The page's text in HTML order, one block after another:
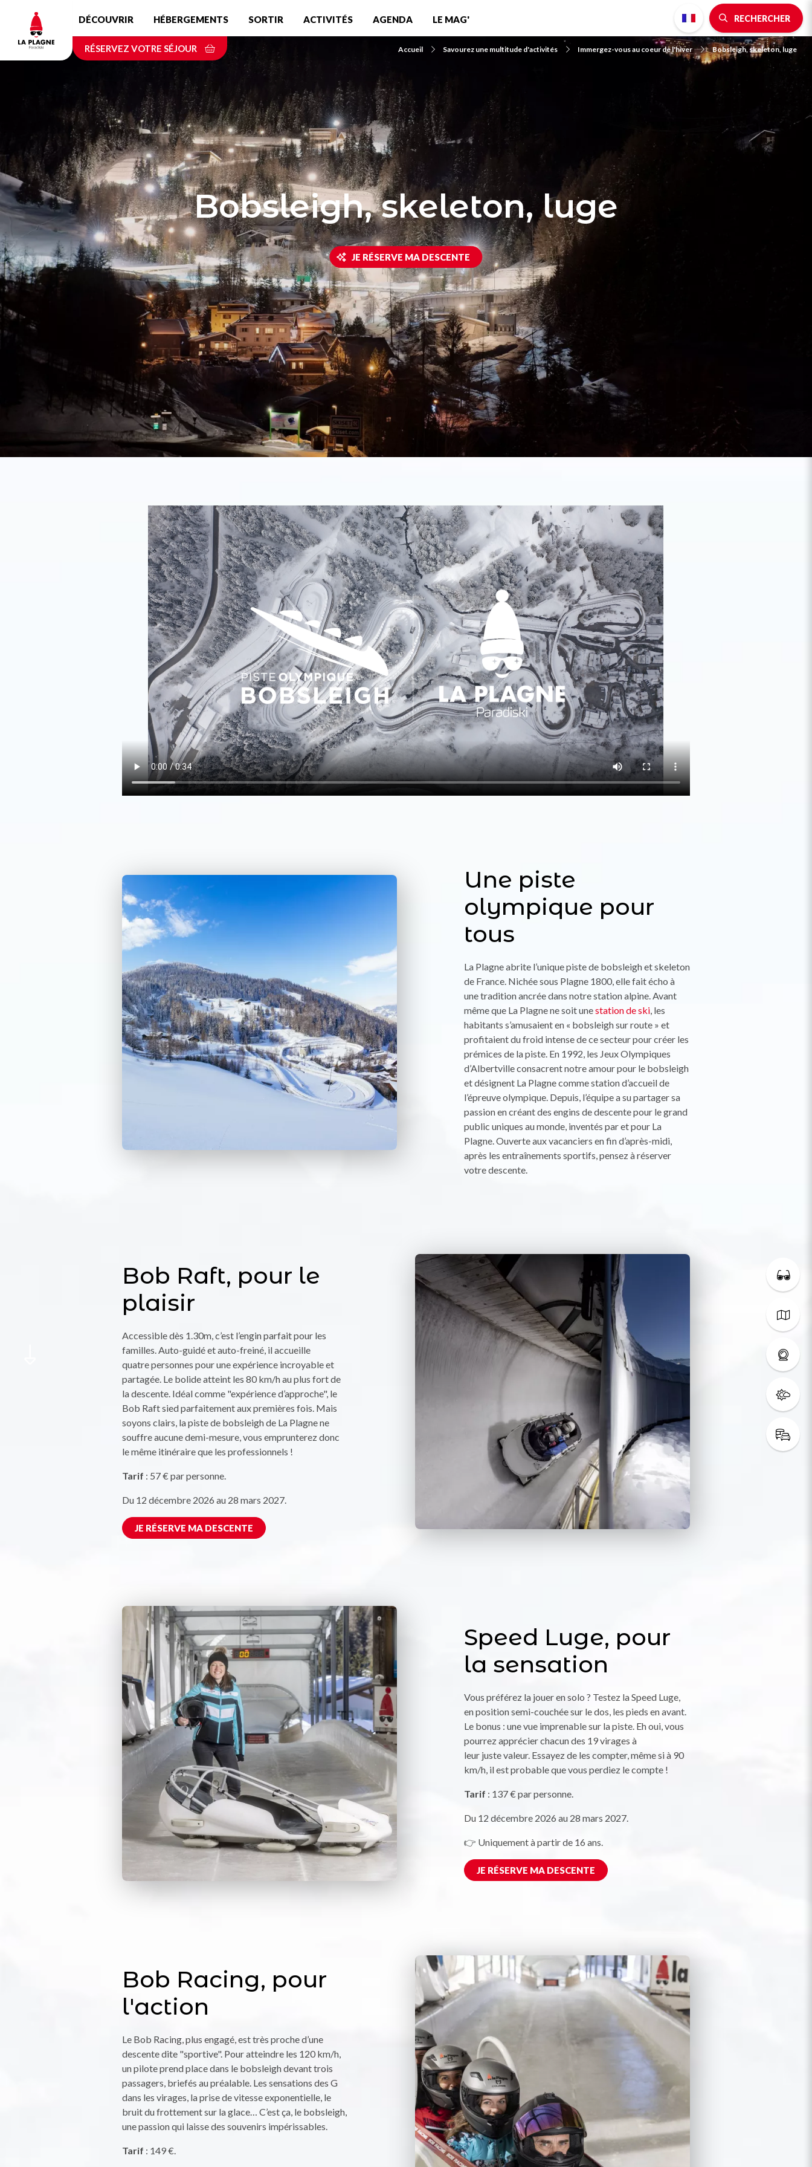
contenu
principal
DÉCOUVRIR HÉBERGEMENTS SORTIR ACTIVITÉS AGENDA LE MAG' RECHERCHER
RÉSERVEZ VOTRE SÉJOUR Accueil Savourez une multitude d'activités Immergez-vous au coeur de l'hiver Bobsleigh, skeleton, luge
Bobsleigh, skeleton, luge
JE RÉSERVE MA DESCENTE
Une piste
olympique pour
tous
La Plagne abrite l’unique piste de bobsleigh et skeleton
de France. Nichée sous Plagne 1800, elle fait écho à
une tradition ancrée dans notre station alpine. Avant
même que La Plagne ne soit unestation de ski, les
habitants s’amusaient en « bobsleigh sur route » et
profitaient du froid intense de ce secteur pour créer les
prémices de la piste. En 1992, les Jeux Olympiques
d’Albertville consacrent notre amour pour le bobsleigh
et désignent La Plagne comme station d’accueil de
l’épreuve olympique. Depuis, l’équipe a su partager sa
passion en créant des engins de descente pour le grand
public uniques au monde, inventés par et pour La
Plagne. Ouverte aux vacanciers en fin d’après-midi,
après les entraînements sportifs, pensez à réserver
votre descente.
Bob Raft, pour le
plaisir
Accessible dès 1.30m, c’est l’engin parfait pour les
familles. Auto-guidé et auto-freiné, il accueille
quatre personnes pour une expérience incroyable et
partagée. Le bolide atteint les 80 km/h au plus fort de
la descente. Idéal comme "expérience d’approche", le
Bob Raft sied parfaitement aux premières fois. Mais
soyons clairs, la piste de bobsleigh de La Plagne ne
souffre aucune demi-mesure, vous emprunterez donc
le même itinéraire que les professionnels !
Tarif : 57 € par personne.
Du 12 décembre 2026 au 28 mars 2027.
JE RÉSERVE MA DESCENTE
Speed Luge, pour
la sensation
Vous préférez la jouer en solo ? Testez la Speed Luge,
en position semi-couchée sur le dos, les pieds en avant.
Le bonus : une vue imprenable sur la piste. Eh oui, vous
pourrez apprécier chacun des 19 virages à
leur juste valeur. Essayez de les compter, même si à 90
km/h, il est probable que vous perdiez le compte !
Tarif : 137 € par personne.
Du 12 décembre 2026 au 28 mars 2027.
👉 Uniquement à partir de 16 ans.
JE RÉSERVE MA DESCENTE
Bob Racing, pour
l'action
Le Bob Racing, plus engagé, est très proche d’une
descente dite "sportive". Pour atteindre les 120 km/h,
un pilote prend place dans le bobsleigh devant trois
passagers, briefés au préalable. Les sensations des G
dans les virages, la prise de vitesse exponentielle, le
bruit du frottement sur la glace… C’est ça, le bobsleigh,
une passion qui laisse des souvenirs impérissables.
Tarif : 149 €.